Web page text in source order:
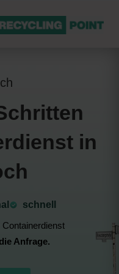
in
schnell
Anfrage.